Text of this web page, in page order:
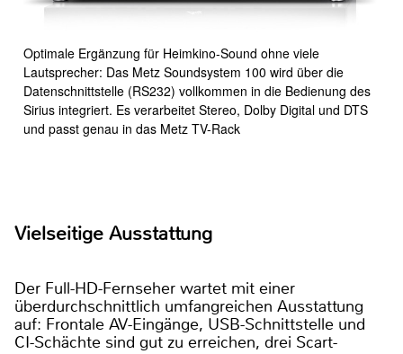
Optimale Ergänzung für Heimkino-Sound ohne viele
Lautsprecher: Das Metz Soundsystem 100 wird über die
Datenschnittstelle (RS232) vollkommen in die Bedienung des
Sirius integriert. Es verarbeitet Stereo, Dolby Digital und DTS
und passt genau in das Metz TV-Rack
Vielseitige Ausstattung
Der Full-HD-Fernseher wartet mit einer
überdurchschnittlich umfangreichen Ausstattung
auf: Frontale AV-Eingänge, USB-Schnittstelle und
CI-Schächte sind gut zu erreichen, drei Scart-